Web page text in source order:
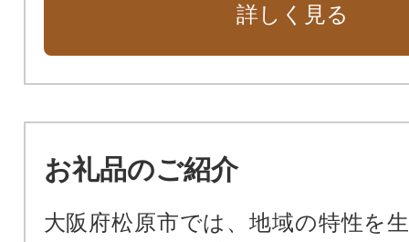
詳しく見る
お礼品のご紹介
大阪府松原市では、地域の特性を